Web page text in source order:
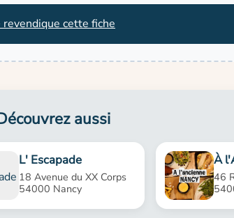
revendique cette fiche
aussi
L' Escapade
18 Avenue du XX Corps
54000 Nancy
À
46